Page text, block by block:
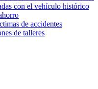
con el vehículo histórico
de accidentes
de talleres